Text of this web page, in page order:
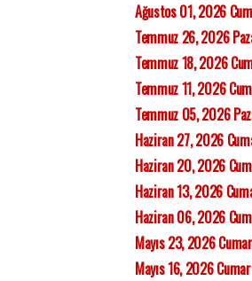
Ağustos 01, 2026
Temmuz 26, 2026
Temmuz 18, 2026
Temmuz 11, 2026
Temmuz 05, 2026
Haziran 27, 2026
Haziran 20, 2026
Haziran 13, 2026
Haziran 06, 2026
Mayıs 23, 2026
Mayıs 16, 2026